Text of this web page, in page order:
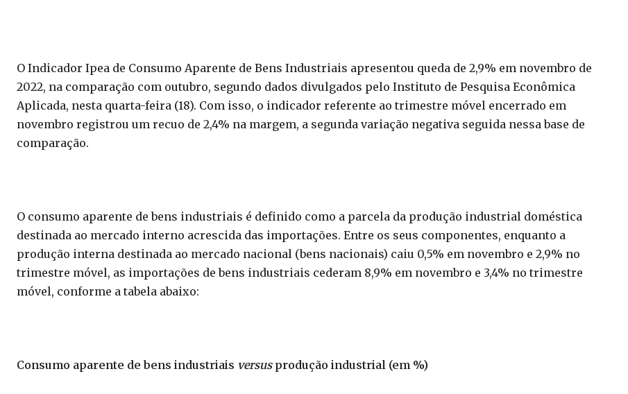
O Indicador Ipea de Consumo Aparente de Bens Industriais apresentou queda de 2,9% em novembro de
2022, na comparação com outubro, segundo dados divulgados pelo Instituto de Pesquisa Econômica
Aplicada, nesta quarta-feira (18). Com isso, o indicador referente ao trimestre móvel encerrado em
novembro registrou um recuo de 2,4% na margem, a segunda variação negativa seguida nessa base de
comparação.
O consumo aparente de bens industriais é definido como a parcela da produção industrial doméstica
destinada ao mercado interno acrescida das importações. Entre os seus componentes, enquanto a
produção interna destinada ao mercado nacional (bens nacionais) caiu 0,5% em novembro e 2,9% no
trimestre móvel, as importações de bens industriais cederam 8,9% em novembro e 3,4% no trimestre
móvel, conforme a tabela abaixo:
Consumo aparente de bens industriais versusprodução industrial (em %)